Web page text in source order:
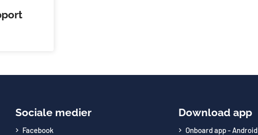
Sociale medier
Facebook
Download app
Onboard app - Android